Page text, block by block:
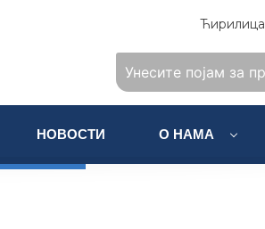
Ћирилица
НОВОСТИ О НАМА